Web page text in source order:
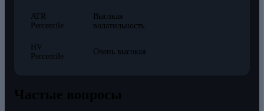
ATR
Percentile
Высокая
волатильность
HV
Percentile
Очень высокая